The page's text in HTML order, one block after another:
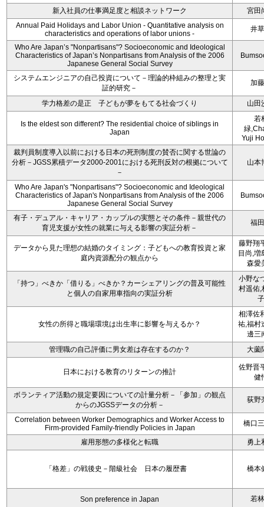
新入社員の仕事満足度と相談ネットワーク
宮田
Annual Paid Holidays and Labor Union - Quantitative analysis on
characteristics and operations of labor unions -
井
Who Are Japan’s "Nonpartisans"? Socioeconomic and Ideological
Characteristics of Japan’s Nonpartisans from Analysis of the 2006
Japanese General Social Survey
システムエンジニアの自己投資について－理論的枠組みの整理と実
証的研究－
加
学力格差の是正 子どもが夢をもてる社会づくり 山田
Is the eldest son different? The residential choice of siblings in
Japan
若
緑
Yuji
裁判員制度導入以前における日本の死刑制度の賛否に関する世論の
分析－JGSS累積データ2000-2001における死刑反対の根拠について
－
山本
Who Are Japan's "Nonpartisans"? Socioeconomic and Ideological
Characteristics of Japan's Nonpartisans from Analysis of the 2006
Japanese General Social Survey
有子・デュアル・キャリア・カップルの実態とその条件－親世代の
育児支援が女性の就業に与える影響の実証分析－
福
データから見た理想の結婚のタイミング：子どもへの教育投資と家
庭内資源配分の観点から
藤野翔
目尚,増
森愛
「持つ」べきか「借りる」べきか？カーシェアリングの普及可能性
と個人の自家用車指向の実証分析
小野な
村遥佑,
子
女性の所得と職場環境は出生率に影響を与えるか？
相澤佐
祐,福村
邊三
管理職の自己評価に男女差は存在するのか？
大薗
日本における教育のリターンの推計
佐野晋
健
ボランティア活動の規定要因についての計量分析－「参加」の観点
からのJGSSデータの分析－
荻野
Correlation between Worker Demographics and Worker Access to
Firm-provided Family-friendly Policies in Japan
橋口
雇用形態の多様化と転職 勇上
「格差」の戦後史－階級社会 日本の履歴書 橋本
Son preference in Japan 若